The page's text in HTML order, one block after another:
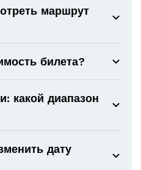
маршрут
билета?
какой диапазон
дату